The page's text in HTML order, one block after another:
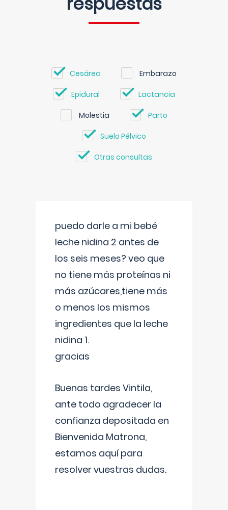
Cesárea Embarazo
Epidural Lactancia
Molestia Parto
Suelo Pélvico
Otras consultas
puedo darle a mi bebé
leche nidina 2 antes de
los seis meses? veo que
no tiene más proteínas ni
más azúcares,tiene más
o menos los mismos
ingredientes que la leche
nidina 1.
gracias
Buenas tardes Vintila,
ante todo agradecer la
confianza depositada en
Bienvenida Matrona,
estamos aquí para
resolver vuestras dudas.